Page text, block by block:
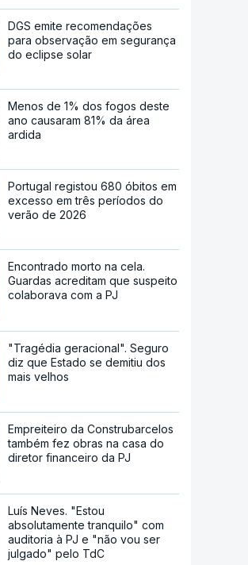
DGS emite recomendações
para observação em segurança
do eclipse solar
Menos de 1% dos fogos deste
ano causaram 81% da área
ardida
Portugal registou 680 óbitos em
excesso em três períodos do
verão de 2026
Encontrado morto na cela.
Guardas acreditam que suspeito
colaborava com a PJ
"Tragédia geracional". Seguro
diz que Estado se demitiu dos
mais velhos
Empreiteiro da Construbarcelos
também fez obras na casa do
diretor financeiro da PJ
Luís Neves. "Estou
absolutamente tranquilo" com
auditoria à PJ e "não vou ser
julgado" pelo TdC